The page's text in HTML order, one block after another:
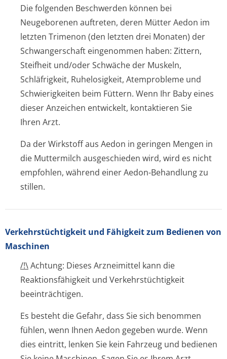
Die folgenden Beschwerden können bei
Neugeborenen auftreten, deren Mütter Aedon im
letzten Trimenon (den letzten drei Monaten) der
Schwangerschaft eingenommen haben: Zittern,
Steifheit und/oder Schwäche der Muskeln,
Schläfrigkeit, Ruhelosigkeit, Atemprobleme und
Schwierigkeiten beim Füttern. Wenn Ihr Baby eines
dieser Anzeichen entwickelt, kontaktieren Sie
Ihren Arzt.
Da der Wirkstoff aus Aedon in geringen Mengen in
die Muttermilch ausgeschieden wird, wird es nicht
empfohlen, während einer Aedon-Behandlung zu
stillen.
Verkehrstüchtig­keit und Fähigkeit zum Bedienen von
Maschinen
/!\Achtung: Dieses Arzneimittel kann die
Reaktionsfähigkeit und Verkehrstüchtigkeit
beeinträchtigen.
Es besteht die Gefahr, dass Sie sich benommen
fühlen, wenn Ihnen Aedon gegeben wurde. Wenn
dies eintritt, lenken Sie kein Fahrzeug und bedienen